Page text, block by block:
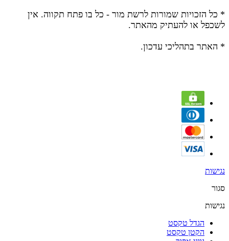
* כל הזכויות שמורות לרשת מור - כל בו פתח תקווה. אין
לשכפל או להעתיק מהאתר.
* האתר בתהליכי עדכון.
נגישות
סגור
נגישות
הגדל טקסט
הקטן טקסט